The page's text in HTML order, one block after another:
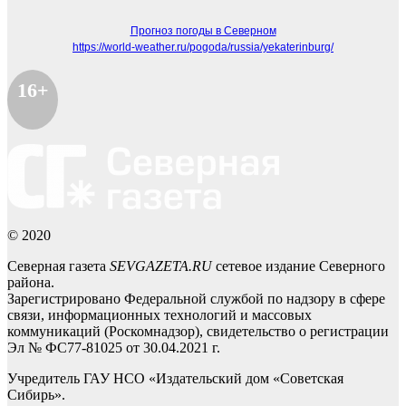
Прогноз погоды в Северном
https://world-weather.ru/pogoda/russia/yekaterinburg/
16+
© 2020
Северная газета SEVGAZETA.RUсетевое издание Северного
района.
Зарегистрировано Федеральной службой по надзору в сфере
связи, информационных технологий и массовых
коммуникаций (Роскомнадзор), свидетельство о регистрации
Эл № ФС77-81025 от 30.04.2021 г.
Учредитель ГАУ НСО «Издательский дом «Советская
Сибирь».